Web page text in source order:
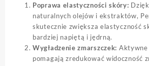
Poprawa elastyczności skóry:
naturalnych olejów i ekstraktów,
skutecznie zwiększa elastyczność
bardziej napiętą i jędrną.
Wygładzenie zmarszczek: Aktywne
pomagają zredukować widoczność